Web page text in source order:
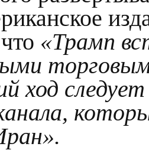
«Трамп
ход